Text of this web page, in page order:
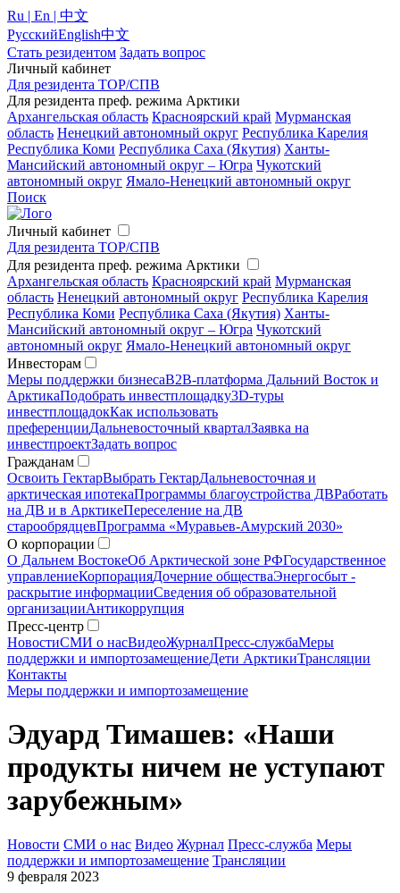
Ru | En | 中文
РусскийEnglish中文
Стать резидентом Задать вопрос
Личный кабинет
Для резидента ТОР/СПВ
Для резидента преф. режима Арктики
Архангельская область Красноярский край Мурманская
область Ненецкий автономный округ Республика Карелия
Республика Коми Республика Саха (Якутия) Ханты-
Мансийский автономный округ – Югра Чукотский
автономный округ Ямало-Ненецкий автономный округ
Поиск
Личный кабинет
Для резидента ТОР/СПВ
Для резидента преф. режима Арктики
Архангельская область Красноярский край Мурманская
область Ненецкий автономный округ Республика Карелия
Республика Коми Республика Саха (Якутия) Ханты-
Мансийский автономный округ – Югра Чукотский
автономный округ Ямало-Ненецкий автономный округ
Инвесторам
Меры поддержки бизнесаB2B-платформа Дальний Восток и
АрктикаПодобрать инвестплощадку3D-туры
инвестплощадокКак использовать
преференцииДальневосточный кварталЗаявка на
инвестпроектЗадать вопрос
Гражданам
Освоить ГектарВыбрать ГектарДальневосточная и
арктическая ипотекаПрограммы благоустройства ДВРаботать
на ДВ и в АрктикеПереселение на ДВ
старообрядцевПрограмма «Муравьев-Амурский 2030»
О корпорации
О Дальнем ВостокеОб Арктической зоне РФГосударственное
управлениеКорпорацияДочерние обществаЭнергосбыт -
раскрытие информацииСведения об образовательной
организацииАнтикоррупция
Пресс-центр
НовостиСМИ о насВидеоЖурналПресс-службаМеры
поддержки и импортозамещениеДети АрктикиТрансляции
Контакты
Меры поддержки и импортозамещение
Эдуард Тимашев: «Наши
продукты ничем не уступают
зарубежным»
Новости СМИ о нас Видео Журнал Пресс-служба Меры
поддержки и импортозамещение Трансляции
9 февраля 2023